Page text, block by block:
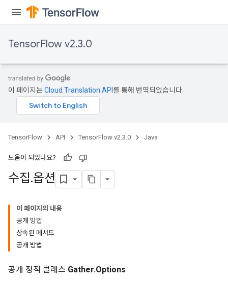
TensorFlow v2.3.0
이 페이지는Cloud Translation API 를 통해 번역되었습니다.
TensorFlow API TensorFlow v2.3.0 Java
도움이 되었나요?
수집.옵션
이 페이지의 내용
공개 방법
상속된 메서드
공개 방법
공개 정적 클래스 Gather.Options